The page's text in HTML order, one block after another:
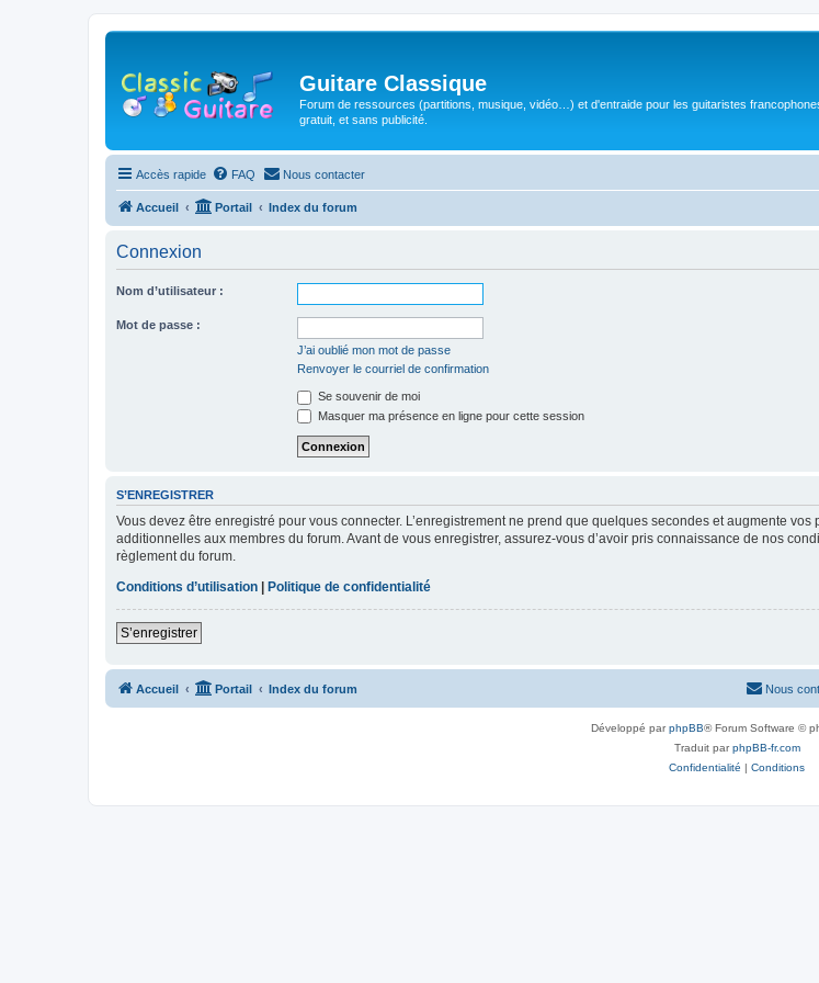
Guitare Classique
Forum de ressources (partitions, musique, vidéo…) et d'entraide pour les guitaristes
gratuit, et sans publicité.
Accès rapide FAQ Nous contacter
Accueil Portail Index du forum
Connexion
Nom d’utilisateur :
Mot de passe :
J’ai oublié mon mot de passe
Renvoyer le courriel de confirmation
Se souvenir de moi
Masquer ma présence en ligne pour cette session
S’ENREGISTRER
Vous devez être enregistré pour vous connecter. L’enregistrement ne prend que quelques secondes et augmente
additionnelles aux membres du forum. Avant de vous enregistrer, assurez-vous d’avoir pris connaissance de nos
règlement du forum.
Conditions d’utilisation | Politique de confidentialité
S’enregistrer
Accueil Portail Index du forum Nous
Développé parphpBB® Forum Software ©
Traduit parphpBB-fr.com
Confidentialité | Conditions